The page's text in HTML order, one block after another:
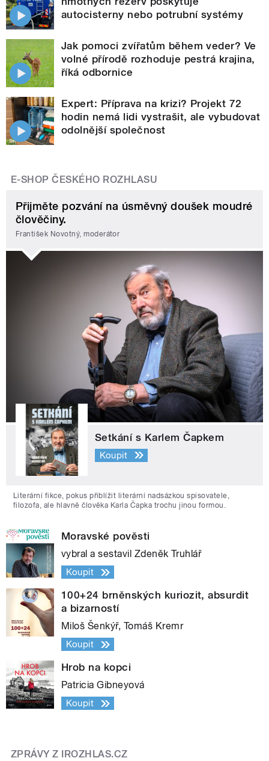
autocisterny nebo potrubní systémy
Jak pomoci zvířatům během veder? Ve
volné přírodě rozhoduje pestrá krajina,
říká odbornice
Expert: Příprava na krizi? Projekt 72
hodin nemá lidi vystrašit, ale vybudovat
odolnější společnost
E-SHOP ČESKÉHO ROZHLASU
Přijměte pozvání na úsměvný doušek moudré
člověčiny.
František Novotný, moderátor
Setkání s Karlem Čapkem
Koupit
Literární fikce, pokus přiblížit literární nadsázkou spisovatele,
filozofa, ale hlavně člověka Karla Čapka trochu jinou formou.
Moravské pověsti
vybral a sestavil Zdeněk Truhlář
Koupit
100+24 brněnských kuriozit, absurdit
a bizarností
Miloš Šenkýř, Tomáš Kremr
Koupit
Hrob na kopci
Patricia Gibneyová
Koupit
ZPRÁVY Z IROZHLAS.CZ